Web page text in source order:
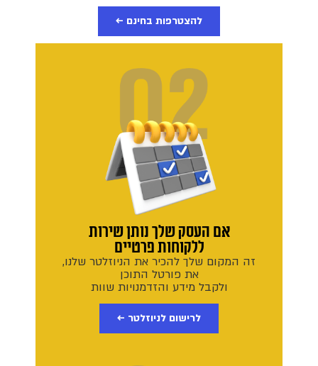
להצטרפות בחינם ←
אם העסק שלך נותן שירות
ללקוחות פרטיים
זה המקום שלך להכיר את הניוזלטר שלנו,
את פורטל התוכן
ולקבל מידע והזדמנויות שוות
לרישום לניוזלטר ←